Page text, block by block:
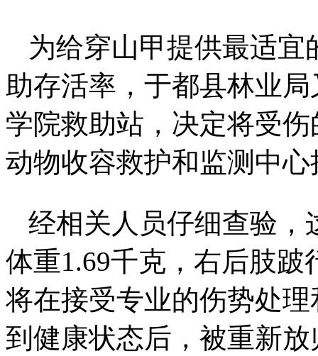
为给穿山甲提供最适宜
助存活率，于都县林业
学院救助站，决定将受
动物收容救护和监测中
经相关人员仔细查验，
体重1.69千克，右后肢
将在接受专业的伤势处
到健康状态后，被重新